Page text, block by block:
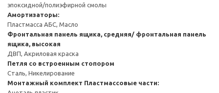
эпоксидной/полиэфирной смолы
Амортизаторы:
Пластмасса АБС, Масло
Фронтальная панель ящика, средняя/ фронтальная панель
ящика, высокая
ДВП, Акриловая краска
Петля со встроенным стопором
Сталь, Никелирование
Монтажный комплект Пластмассовые части: